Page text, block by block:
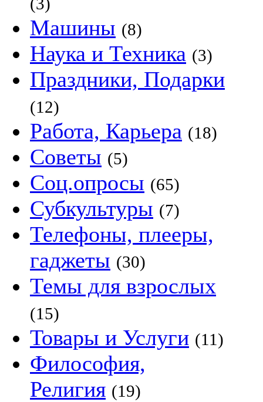
Машины (8)
Наука и Техника (3)
Праздники, Подарки
(12)
Работа, Карьера (18)
Советы (5)
Соц.опросы (65)
Субкультуры (7)
Телефоны, плееры,
гаджеты (30)
Темы для взрослых
(15)
Товары и Услуги (11)
Философия,
Религия (19)